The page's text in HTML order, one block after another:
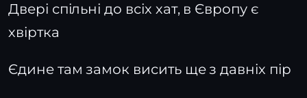
Двері спільні до всіх хат, в Європу є
хвіртка
Єдине там замок висить ще з давніх пір